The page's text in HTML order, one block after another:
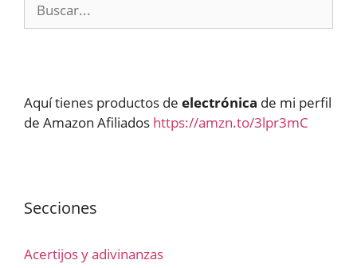
Aquí tienes productos de electrónica de mi perfil
de Amazon Afiliados https://amzn.to/3lpr3mC
Secciones
Acertijos y adivinanzas